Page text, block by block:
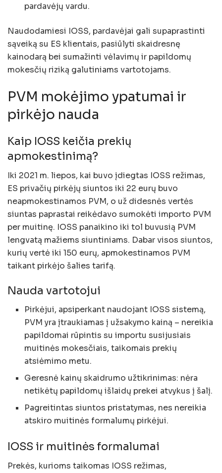
pardavėjų vardu.
Naudodamiesi IOSS, pardavėjai gali supaprastinti
sąveiką su ES klientais, pasiūlyti skaidresnę
kainodarą bei sumažinti vėlavimų ir papildomų
mokesčių riziką galutiniams vartotojams.
PVM mokėjimo ypatumai ir
pirkėjo nauda
Kaip IOSS keičia prekių
apmokestinimą?
Iki 2021 m. liepos, kai buvo įdiegtas IOSS režimas,
ES privačių pirkėjų siuntos iki 22 eurų buvo
neapmokestinamos PVM, o už didesnės vertės
siuntas paprastai reikėdavo sumokėti importo PVM
per muitinę. IOSS panaikino iki tol buvusią PVM
lengvatą mažiems siuntiniams. Dabar visos siuntos,
kurių vertė iki 150 eurų, apmokestinamos PVM
taikant pirkėjo šalies tarifą.
Nauda vartotojui
Pirkėjui, apsiperkant naudojant IOSS sistemą,
PVM yra įtraukiamas į užsakymo kainą – nereikia
papildomai rūpintis su importu susijusiais
muitinės mokesčiais, taikomais prekių
atsiėmimo metu.
Geresnė kainų skaidrumo užtikrinimas: nėra
netikėtų papildomų išlaidų prekei atvykus į šalį.
Pagreitintas siuntos pristatymas, nes nereikia
atskiro muitinės formalumų pirkėjui.
IOSS ir muitinės formalumai
Prekės, kurioms taikomas IOSS režimas,